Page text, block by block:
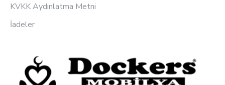
KVKK Aydınlatma Metni
İadeler